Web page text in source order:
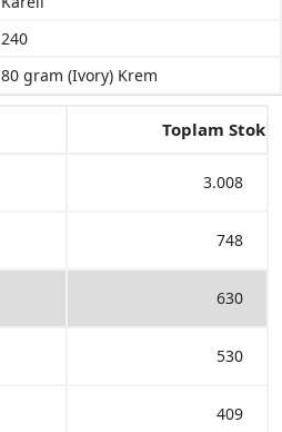
240
80 gram (Ivory) Krem
Toplam Stok
3.008
748
630
530
409